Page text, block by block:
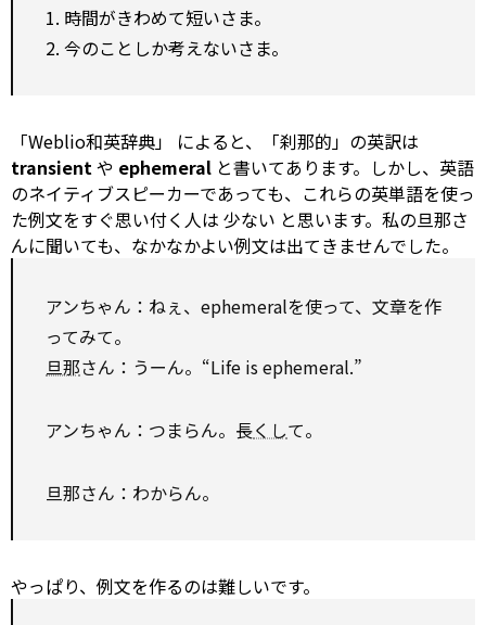
1. 時間がきわめて短いさま。
2. 今のことしか考えないさま。
「Weblio和英辞典」
によると、「刹那的」の英訳は
transientや ephemeral と書いてあります。 しかし、英語
のネイティブスピーカーであっても、これらの英単語を使っ
た例文をすぐ思い付く人は 少ない と思います。私の旦那さ
んに聞いても、なかなかよい例文は出てきませんでした。
アンちゃん：ねぇ、ephemeralを使って、文章を作
ってみて。
旦那さん：うーん。“Life is ephemeral.”
アンちゃん：つまらん。長くして。
旦那さん：わからん。
やっぱり、例文を作るのは難しいです。